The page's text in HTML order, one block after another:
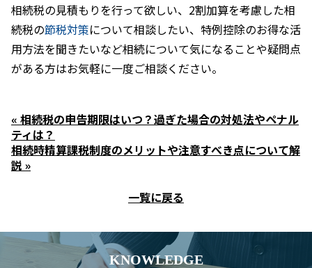
相続税の見積もりを行って欲しい、 2割加算を考慮した相
続税の節税対策について相談したい、特例控除のお得な活
用方法を聞きたいなど相続について気になることや疑問点
がある方はお気軽に一度ご相談ください。
« 相続税の申告期限はいつ？過ぎた場合の対処法やペナル
ティは？
相続時精算課税制度のメリットや注意すべき点について解
説 »
一覧に戻る
KNOWLEDGE